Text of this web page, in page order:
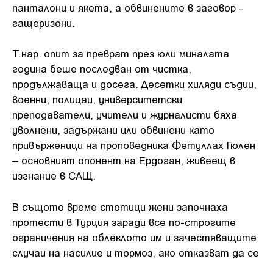
панталони и якета, а обвинените в заговор -
гащеризони.
Т.нар. опит за преврат през юли миналата
година беше последван от чистка,
продължаваща и досега. Десетки хиляди съдии,
военни, полицаи, университетски
преподаватели, учители и журналисти бяха
уволнени, задържани или обвинени като
привърженици на проповедника Фетуллах Гюлен
– основният опонент на Ердоган, живеещ в
изгнание в САЩ.
В същото време стотици жени започнаха
протести в Турция заради все по-строгите
ограничения на облеклото им и зачестяващите
случаи на насилие и тормоз, ако отказват да се